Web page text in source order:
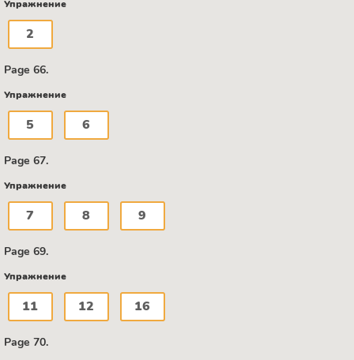
Упражнение
2
Page 66.
Упражнение
5 6
Page 67.
Упражнение
7 8 9
Page 69.
Упражнение
11 12 16
Page 70.